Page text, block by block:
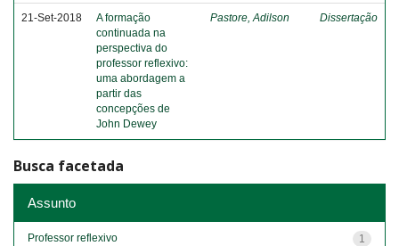
21-Set-2018
A formação
continuada na
perspectiva do
professor reflexivo:
uma abordagem a
partir das
concepções de
John Dewey
Pastore, Adilson Dissertação
Busca facetada
Assunto
1
Professor reflexivo